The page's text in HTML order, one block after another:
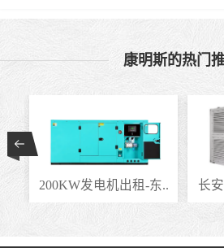
康明斯的热门
200KW发电机出租-东.. 长